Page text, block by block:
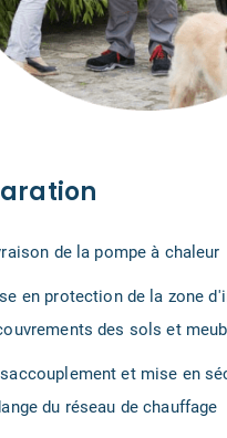
de la pompe à chaleur
en protection de la zone
des sols et
et mise en
du réseau de chauffage